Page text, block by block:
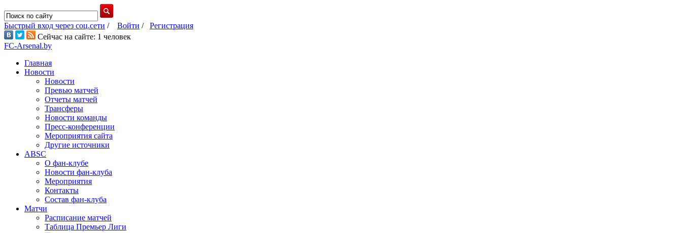
Быстрый вход через соц.сети / Войти / Регистрация
Сейчас на сайте: 1 человек
FC-Arsenal.by
Главная
Новости
Новости
Превью матчей
Отчеты матчей
Трансферы
Новости команды
Пресс-конференции
Мероприятия сайта
Другие источники
ABSC
О фан-клубе
Новости фан-клуба
Мероприятия
Контакты
Состав фан-клуба
Матчи
Расписание матчей
Таблица Премьер Лиги